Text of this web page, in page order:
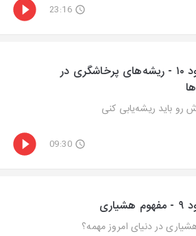
23:16
اپیزود ۱۰ - ریشه‌های پرخاشگری در
رو باید ریشه‌یابی کنی
09:30
در دنیای امروز مهمه؟